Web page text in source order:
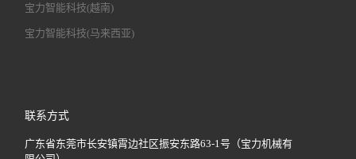
宝力智能科技(越南)
宝力智能科技(马来西亚)
联系方式
广东省东莞市长安镇霄边社区振安东路63-1号（宝力机械有